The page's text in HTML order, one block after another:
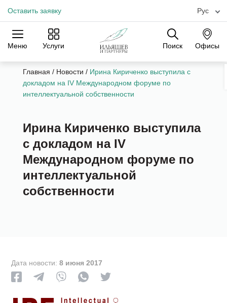
Оставить заявку Рус
Меню Услуги Поиск Офисы
Практики Отрасли
Офисы
Главная / Новости / Ирина Кириченко выступила с
докладом на IV Международном форуме по
интеллектуальной собственности
Ирина Кириченко выступила
с докладом на IV
Международном форуме по
интеллектуальной
собственности
Дата новости:8 июня 2017